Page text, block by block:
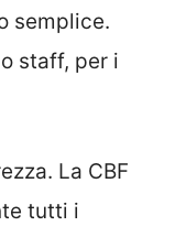
semplice.
staff, per i
La CBF
tutti i